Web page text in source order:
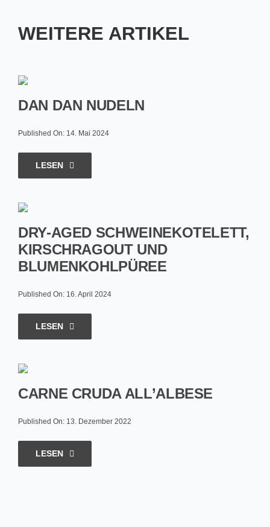
WEITERE ARTIKEL
DAN DAN NUDELN
Published On: 14. Mai 2024
LESEN
DRY-AGED SCHWEINEKOTELETT,
KIRSCHRAGOUT UND
BLUMENKOHLPÜREE
Published On: 16. April 2024
LESEN
CARNE CRUDA ALL’ALBESE
Published On: 13. Dezember 2022
LESEN